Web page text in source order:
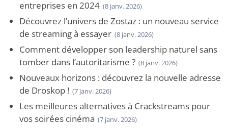
entreprises en 2024 (8 janv. 2026)
Découvrez l’univers de Zostaz : un nouveau service
de streaming à essayer (8 janv. 2026)
Comment développer son leadership naturel sans
tomber dans l’autoritarisme ? (8 janv. 2026)
Nouveaux horizons : découvrez la nouvelle adresse
de Droskop ! (7 janv. 2026)
Les meilleures alternatives à Crackstreams pour
vos soirées cinéma (7 janv. 2026)